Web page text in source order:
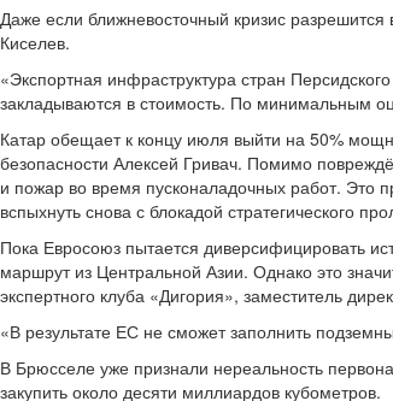
Даже если ближневосточный кризис
Киселев.
«Экспортная инфраструктура стран
закладываются в стоимость. По минимальным
Катар обещает к концу июля выйти на 50%
безопасности Алексей Гривач. Помимо
и пожар во время пусконаладочных работ. Это
вспыхнуть снова с блокадой стратегического
Пока Евросоюз пытается диверсифицировать
маршрут из Центральной Азии. Однако это
экспертного клуба «Дигория», заместитель
«В результате ЕС не сможет заполнить
В Брюсселе уже признали нереальность
закупить около десяти миллиардов кубометров.